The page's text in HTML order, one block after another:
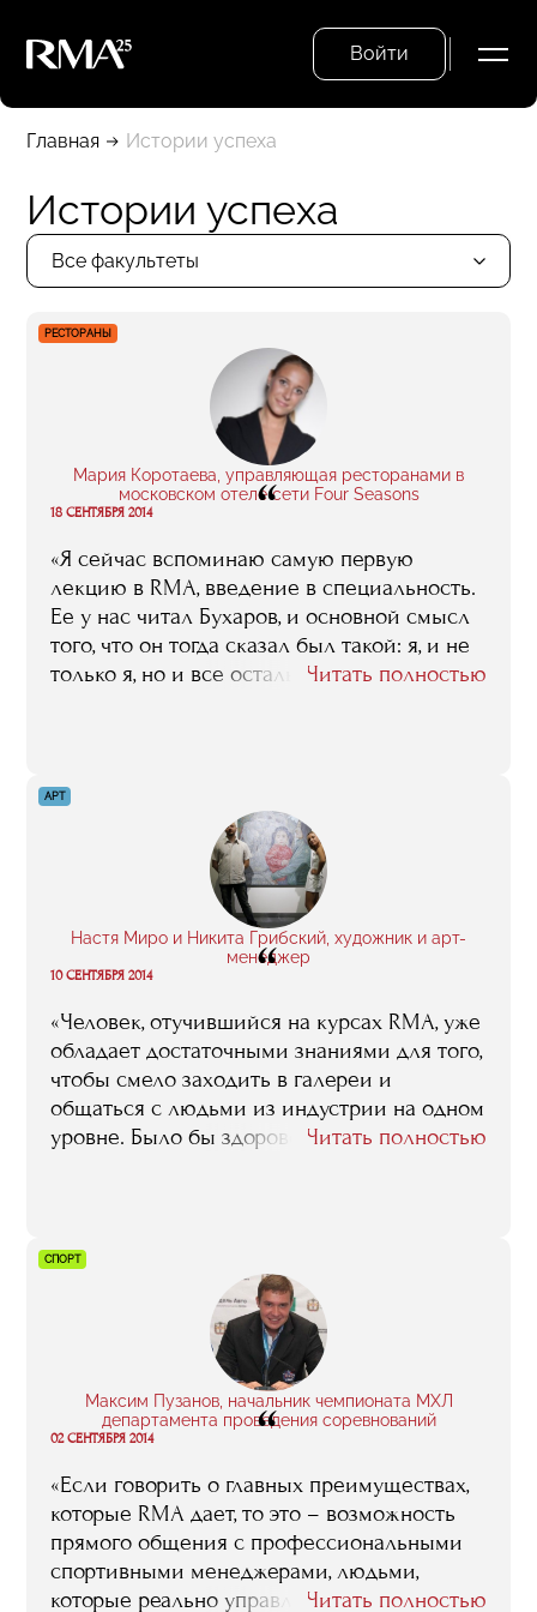
Войти
Главная Истории успеха
Истории успеха
Все факультеты
РЕСТОРАНЫ
Мария Коротаева, управляющая ресторанами в
московском отеле сети Four Seasons
“
18 СЕНТЯБРЯ 2014
«Я сейчас вспоминаю самую первую
лекцию в RMA, введение в специальность.
Ее у нас читал Бухаров, и основной смысл
того, что он тогда сказал был такой: я, и не
только я, но и все остальные
ресторанный бизнес – это не приятное
хобби, а очень тяжелый, иногда даже
изнурительный труд… И вот я хочу сказать,
что именно это я и считаю главной
ценностью RMA: отсюда вы выходите без
всяких иллюзий относительно того, что
такое ресторанный бизнес и как он
после такого обучения, после всего того,
что вам здесь расскажут все эти
многочисленные рестораторы-практики, у
вас опустятся руки и вы ресторанным
бизнесом заниматься раздумаете. Нет,
возникнуть, и о том, как они решаются».
Читать полностью
АРТ
Настя Миро и Никита Грибский, художник и арт-
менеджер
“
10 СЕНТЯБРЯ 2014
«Человек, отучившийся на курсах RMA, уже
обладает достаточными знаниями для того,
чтобы смело заходить в галереи и
общаться с людьми из индустрии на одном
уровне. Было бы здорово внедрить эту
Читать полностью
СПОРТ
Максим Пузанов, начальник чемпионата МХЛ
департамента проведения соревнований
“
02 СЕНТЯБРЯ 2014
«Если говорить о главных преимуществах,
которые RMA дает, то это – возможность
прямого общения с профессиональными
спортивными менеджерами, людьми,
которые реально управляют клубами,
Читать полностью